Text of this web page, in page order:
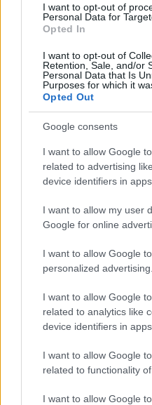
I want to opt-out of
Personal Data for
Opted In
I want to opt-out of
Retention, Sale, and/or
Personal Data that Is
Purposes for which it
Opted Out
Google consents
I want to allow Google
related to advertising
device identifiers in apps.
I want to allow my user
Google for online
I want to allow Google
personalized advertising.
I want to allow Google
related to analytics like
device identifiers in apps.
I want to allow Google
related to functionality
I want to allow Google
regionale le alchimie
Madrid. Alchimie che,
renderebbero la
in Europa per gli
ça va sans dir, ma
piani per darsela a
Non è che sul fronte
meglio. La Spagna,
Crisi aveva livelli di
vanta oggi una
a circa il 100 per cento
spesa allegra messa in
ultimi mesi si è
a innervosire gli
spread ormai